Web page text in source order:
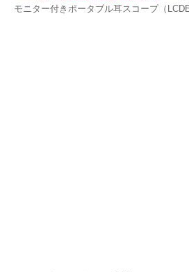
モニター付きポータブル耳スコープ（